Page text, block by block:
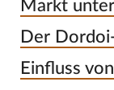
Markt
Der
Einfluss